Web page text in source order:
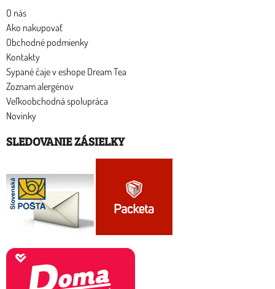
O nás
Ako nakupovať
Obchodné podmienky
Kontakty
Sypané čaje v eshope Dream Tea
Zoznam alergénov
Veľkoobchodná spolupráca
Novinky
SLEDOVANIE ZÁSIELKY